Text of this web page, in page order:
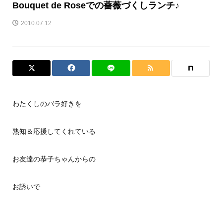
Bouquet de Roseでの薔薇づくしランチ♪
2010.07.12
わたくしのバラ好きを
熟知＆応援してくれている
お友達の恭子ちゃんからの
お誘いで